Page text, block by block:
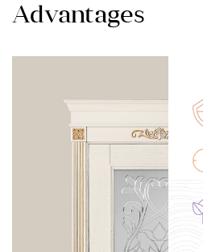
Advantages